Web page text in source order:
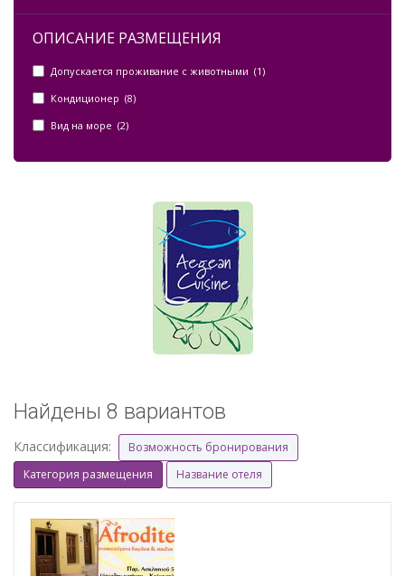
ОПИСАНИЕ РАЗМЕЩЕНИЯ
Допускается проживание с животными (1)
Кондиционер (8)
Вид на море (2)
Найдены 8 вариантов
Классификация:
Возможность бронирования
Категория размещения
Название отеля